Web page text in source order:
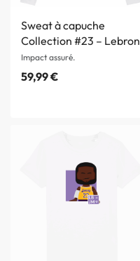
Sweat à capuche
Collection #23 – Lebron
Impact assuré.
59,99€